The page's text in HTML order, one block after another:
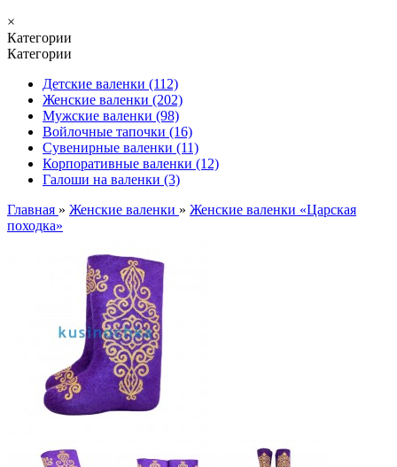
×
Категории
Категории
Детские валенки (112)
Женские валенки (202)
Мужские валенки (98)
Войлочные тапочки (16)
Сувенирные валенки (11)
Корпоративные валенки (12)
Галоши на валенки (3)
Главная » Женские валенки » Женские валенки «Царская
походка»